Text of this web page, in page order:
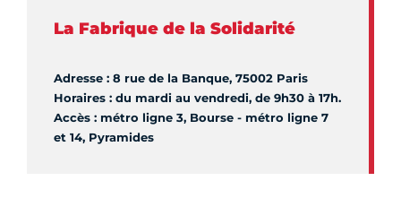
La Fabrique de la Solidarité
Adresse : 8 rue de la Banque, 75002 Paris
Horaires : du mardi au vendredi, de 9h30 à 17h.
Accès : métro ligne 3, Bourse - métro ligne 7
et 14, Pyramides